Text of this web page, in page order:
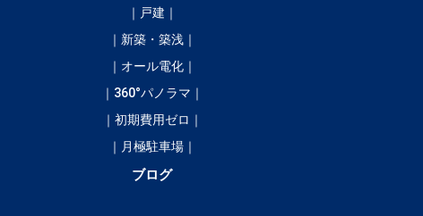
｜戸建｜
｜新築・築浅｜
｜オール電化｜
｜360°パノラマ｜
｜初期費用ゼロ｜
｜月極駐車場｜
ブログ